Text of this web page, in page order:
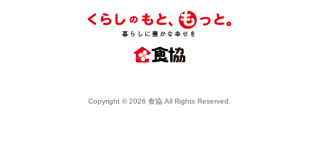
Copyright © 2026 食協 All Rights Reserved.